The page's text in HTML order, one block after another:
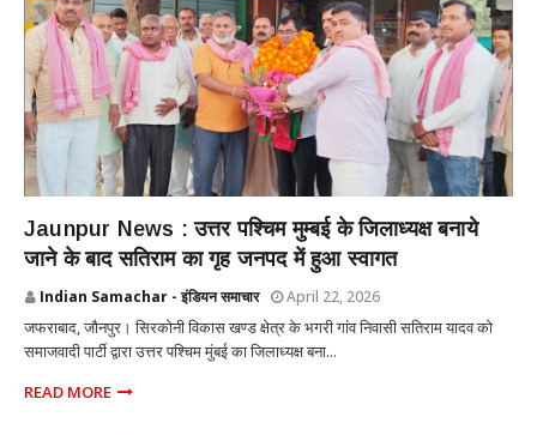
Jaunpur News : उत्तर पश्चिम मुम्बई के जिलाध्यक्ष बनाये
जाने के बाद सतिराम का गृह जनपद में हुआ स्वागत
Indian Samachar - इंडियन समाचार April 22, 2026
जफराबाद, जौनपुर। सिरकोनी विकास खण्ड क्षेत्र के भगरी गांव निवासी सतिराम यादव को
समाजवादी पार्टी द्वारा उत्तर पश्चिम मुंबई का जिलाध्यक्ष बना...
READ MORE